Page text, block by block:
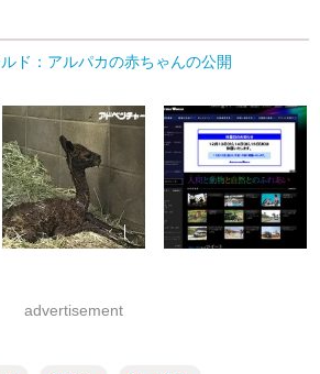
ド：アルパカの赤ちゃんの公開
advertisement